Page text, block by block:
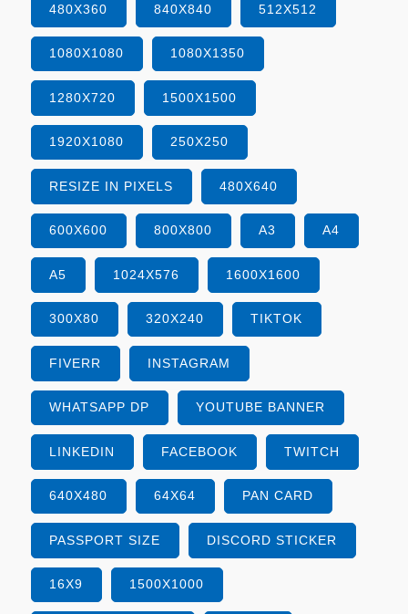
480X360 840X840 512X512
1080X1080 1080X1350
1280X720 1500X1500
1920X1080 250X250
RESIZE IN PIXELS 480X640
600X600 800X800 A3 A4
A5 1024X576 1600X1600
300X80 320X240 TIKTOK
FIVERR INSTAGRAM
WHATSAPP DP YOUTUBE BANNER
LINKEDIN FACEBOOK TWITCH
640X480 64X64 PAN CARD
PASSPORT SIZE DISCORD STICKER
16X9 1500X1000